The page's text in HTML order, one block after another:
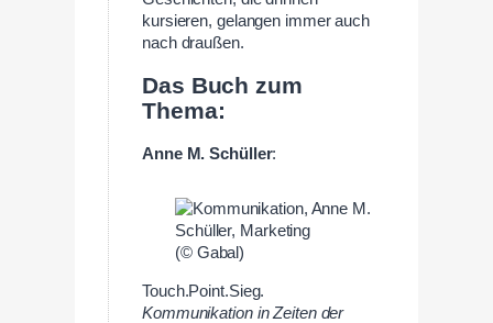
kursieren, gelangen immer auch
nach draußen.
Das Buch zum
Thema:
Anne M. Schüller:
(© Gabal)
Touch.Point.Sieg.
Kommunikation in Zeiten der